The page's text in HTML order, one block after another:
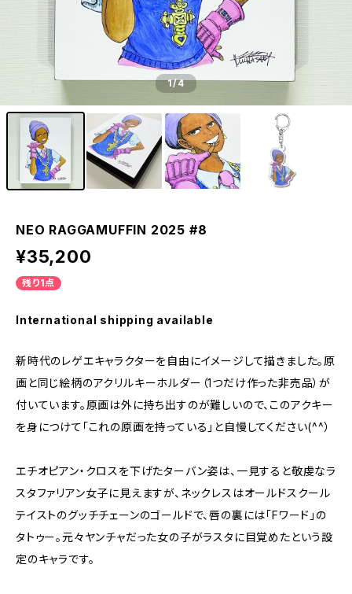
1/4
NEO RAGGAMUFFIN 2025 #8
¥35,200
残り1点
International shipping available
新時代のレゲエキャラクターを自由にイメージして描きました。原
画と同じ絵柄のアクリルキーホルダー（1つだけ作った非売品）が
付いています。原画は外に持ち出すのが難しいので、このアクキー
を身につけて「これの原画を持っている」と自慢してください(^^）
エチオピアン・クロスを下げたターバン姿は、一見すると敬虔なラ
スタファリアン女子に見えますが、ネックレスはオールドスクール
テイストのグッチチェーンのゴールドで、唇の裏には「Fワード」の
タトゥー。元々ヤンチャだった女の子がラスタに目覚めたという設
定のキャラです。